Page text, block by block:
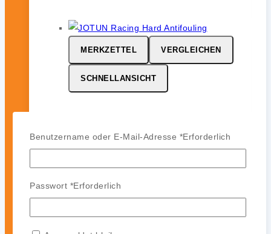
MERKZETTEL VERGLEICHEN
SCHNELLANSICHT
0von 5
JOTUN Racing ist ein
leistungsstarkes Hartantifouling für
Benutzername oder E-Mail-Adresse *Erforderlich
Passwort *Erforderlich